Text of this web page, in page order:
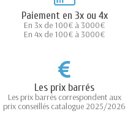
Paiement en 3x ou 4x
En 3x de 100€ à 3000€
En 4x de 100€ à 3000€
Les prix barrés
Les prix barrés correspondent aux
prix conseillés catalogue 2025/2026